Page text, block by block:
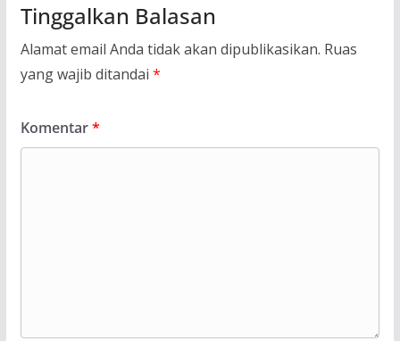
Tinggalkan Balasan
Alamat email Anda tidak akan dipublikasikan. Ruas
yang wajib ditandai *
Komentar*